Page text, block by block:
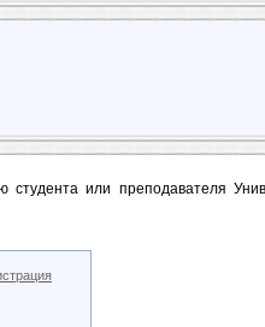
студента или преподавателя